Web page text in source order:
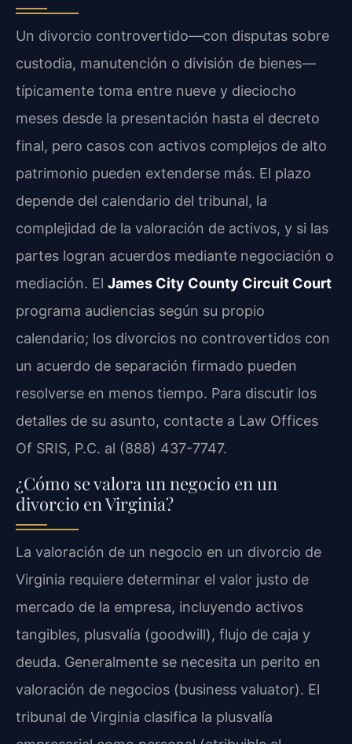
Un divorcio controvertido—con disputas sobre
custodia, manutención o división de bienes—
típicamente toma entre nueve y dieciocho
meses desde la presentación hasta el decreto
final, pero casos con activos complejos de alto
patrimonio pueden extenderse más. El plazo
depende del calendario del tribunal, la
complejidad de la valoración de activos, y si las
partes logran acuerdos mediante negociación o
mediación. El James City County Circuit Court
programa audiencias según su propio
calendario; los divorcios no controvertidos con
un acuerdo de separación firmado pueden
resolverse en menos tiempo. Para discutir los
detalles de su asunto, contacte a Law Offices
Of SRIS, P.C. al (888) 437-7747.
¿Cómo se valora un negocio en un
divorcio en Virginia?
La valoración de un negocio en un divorcio de
Virginia requiere determinar el valor justo de
mercado de la empresa, incluyendo activos
tangibles, plusvalía (goodwill), flujo de caja y
deuda. Generalmente se necesita un perito en
valoración de negocios (business valuator). El
tribunal de Virginia clasifica la plusvalía